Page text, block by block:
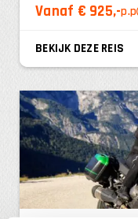
Vanaf € 925,-p.p
BEKIJK DEZE REIS